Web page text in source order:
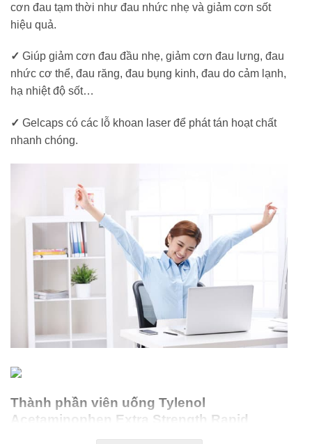
cơn đau tạm thời như đau nhức nhẹ và giảm cơn sốt
hiệu quả.
✓ Giúp giảm cơn đau đầu nhẹ, giảm cơn đau lưng, đau
nhức cơ thể, đau răng, đau bụng kinh, đau do cảm lạnh,
hạ nhiệt độ sốt…
✓ Gelcaps có các lỗ khoan laser để phát tán hoạt chất
nhanh chóng.
Thành phần viên uống Tylenol
Acetaminophen Extra Strength Rapid
Release Gels 500mg